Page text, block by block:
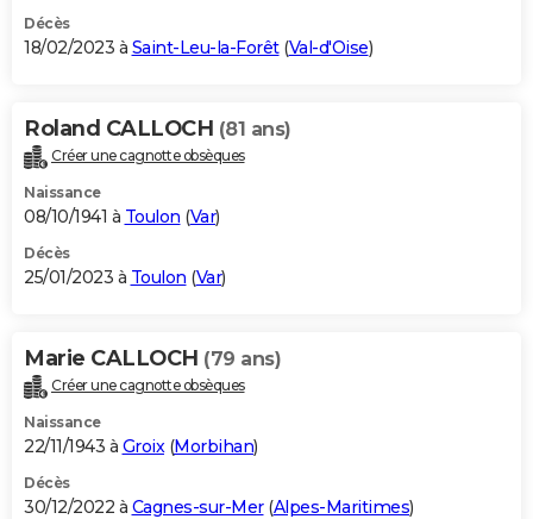
Décès
18/02/2023 à Saint-Leu-la-Forêt(Val-d'Oise)
Roland CALLOCH (81 ans)
Créer une cagnotte obsèques
Naissance
08/10/1941 à Toulon (Var)
Décès
25/01/2023 à Toulon (Var)
Marie CALLOCH (79 ans)
Créer une cagnotte obsèques
Naissance
22/11/1943 à Groix (Morbihan)
Décès
30/12/2022 à Cagnes-sur-Mer(Alpes-Maritimes)